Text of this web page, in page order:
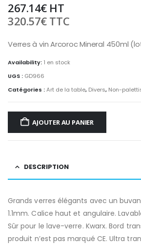
267.14€HT
320.57€TTC
Verres à vin Arcoroc Mineral 450ml
Availability: 1 en stock
UGS : GD966
Catégories :Art de la table, Divers, Non-
AJOUTER AU PANIER
DESCRIPTION
Grands verres élégants avec un
1.1mm. Calice haut et angulaire.
Sûr pour le lave-verre. Kwarx. Bord
produit n’est pas marqué CE. Ultra